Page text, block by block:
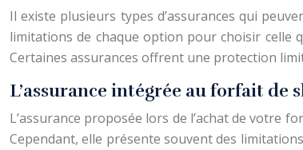
Il existe plusieurs types d’assurances qui
limitations de chaque option pour choisir celle
Certaines assurances offrent une protection
L’assurance intégrée au forfait de
L’assurance proposée lors de l’achat de votre
Cependant, elle présente souvent des